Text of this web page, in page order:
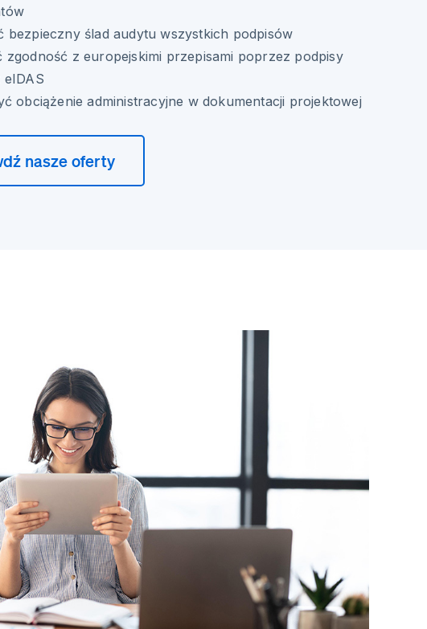
bezpieczny ślad audytu wszystkich podpisów
zgodność z europejskimi przepisami poprzez podpisy
eIDAS
obciążenie administracyjne w dokumentacji projektowej
nasze oferty